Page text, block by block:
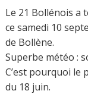
Le 21 Bollénois a
ce samedi 10
de Bollène.
Superbe météo :
C’est pourquoi le
du 18 juin.